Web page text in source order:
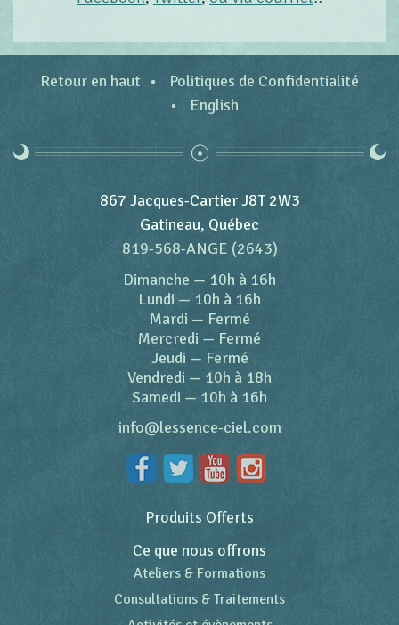
Retour en haut
Politiques de Confidentialité
English
867 Jacques-Cartier J8T 2W3
Gatineau, Québec
819-568-ANGE (2643)
Dimanche — 10h à 16h
Lundi — 10h à 16h
Mardi — Fermé
Mercredi — Fermé
Jeudi — Fermé
Vendredi — 10h à 18h
Samedi — 10h à 16h
info@lessence-ciel.com
Produits Offerts
Ce que nous offrons
Ateliers & Formations
Consultations & Traitements